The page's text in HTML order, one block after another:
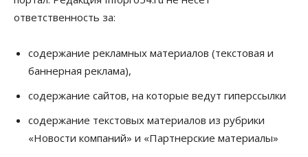
07 Августа 2026, 12:35
на выходных
07 Августа 2026, 12:00
Общество
повысить свою пенсию
07 Августа 2026, 11:30
ответственность за:
содержание рекламных материалов (текстовая и
баннерная реклама),
содержание сайтов, на которые ведут гиперссылки
содержание текстовых материалов из рубрики
«Новости компаний» и «Партнерские материалы»